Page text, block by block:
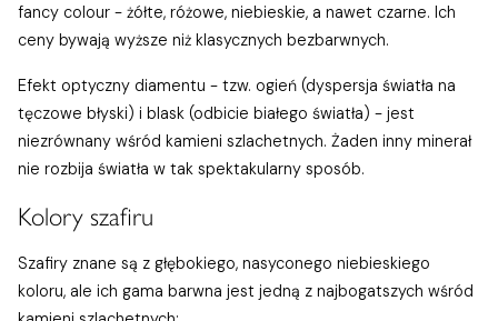
fancy colour - żółte, różowe, niebieskie, a nawet czarne. Ich
ceny bywają wyższe niż klasycznych bezbarwnych.
Efekt optyczny diamentu - tzw. ogień (dyspersja światła na
tęczowe błyski) i blask (odbicie białego światła) - jest
niezrównany wśród kamieni szlachetnych. Żaden inny minerał
nie rozbija światła w tak spektakularny sposób.
Kolory szafiru
Szafiry znane są z głębokiego, nasyconego niebieskiego
koloru, ale ich gama barwna jest jedną z najbogatszych wśród